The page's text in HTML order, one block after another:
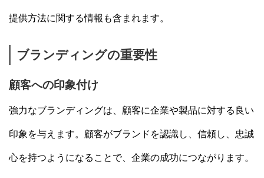
提供方法に関する情報も含まれます。
ブランディングの重要性
顧客への印象付け
強力なブランディングは、顧客に企業や製品に対する良い
印象を与えます。顧客がブランドを認識し、信頼し、忠誠
心を持つようになることで、企業の成功につながります。